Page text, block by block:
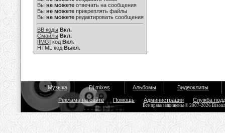
Вы не можете отвечать на сообщения
Вы не можете прикреплять файлы
Вы не можете редактировать сообщения
BB коды Вкл.
Смайлы Вкл.
[IMG] код Вкл.
HTML код Выкл.
Музыка Dj mixes Альбомы Видеоклипы
Реклама на сайте Помощь Администрация Служба
Все права защищены © 2007-2026